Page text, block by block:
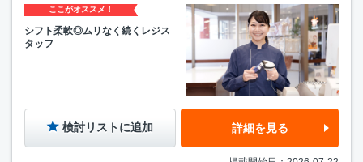
ここがオススメ！
シフト柔軟◎ムリなく続くレジス
タッフ
検討リストに追加 詳細を見る